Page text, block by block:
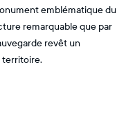
emblématique du
remarquable que par
revêt un
territoire.